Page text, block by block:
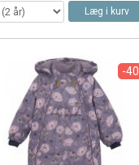
Læg i kurv
-